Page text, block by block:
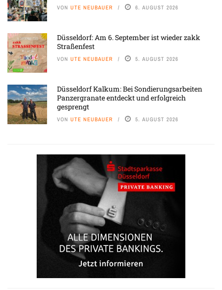
VON UTE NEUBAUER 6. AUGUST 2026
Düsseldorf: Am 6. September ist wieder zakk
Straßenfest
VON UTE NEUBAUER 5. AUGUST 2026
Düsseldorf Kalkum: Bei Sondierungsarbeiten
Panzergranate entdeckt und erfolgreich
gesprengt
VON UTE NEUBAUER 5. AUGUST 2026